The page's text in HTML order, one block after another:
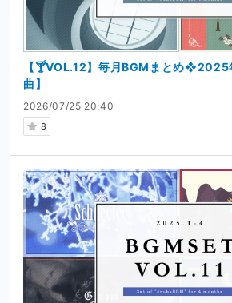
2026/07/25 20:40
8
【🍸VOL.12】毎月BGMまとめ
曲】